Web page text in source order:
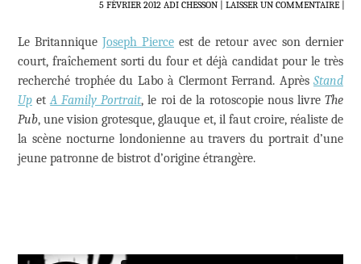
5 FÉVRIER 2012 ADI CHESSON LAISSER UN COMMENTAIRE|
Le Britannique Joseph Pierce est de retour avec son dernier
court, fraîchement sorti du four et déjà candidat pour le très
recherché trophée du Labo à Clermont Ferrand. Après Stand
Up etA Family Portrait, le roi de la rotoscopie nous livreThe
Pub, une vision grotesque, glauque et, il faut croire, réaliste de
la scène nocturne londonienne au travers du portrait d’une
jeune patronne de bistrot d’origine étrangère.